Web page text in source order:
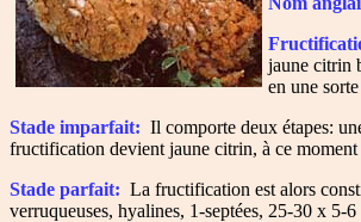
jaune citrin
en une
Stade imparfait: Il comporte deux étapes:
fructification devient jaune citrin, à ce moment
Stade parfait: La fructification est alors
verruqueuses, hyalines, 1-septées, 25-30 x 5-6